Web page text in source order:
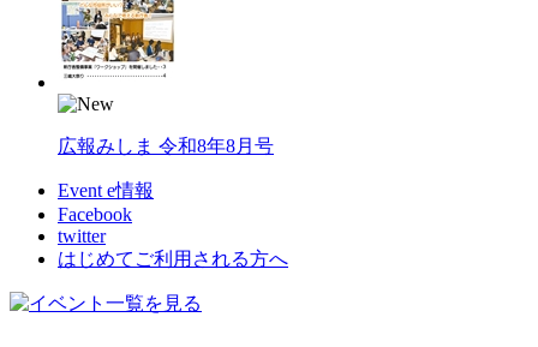
広報みしま 令和8年8月号
Event e情報
Facebook
twitter
はじめてご利用される方へ